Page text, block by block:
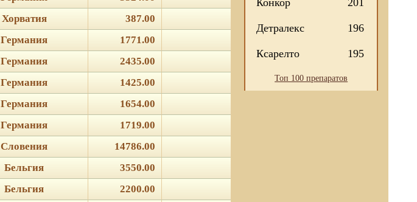
Хорватия
387.00
Германия
1771.00
Германия
2435.00
Германия
1425.00
Германия
1654.00
Германия
1719.00
Словения
14786.00
Бельгия
3550.00
Бельгия
2200.00
Конкор 201
Детралекс 196
Ксарелто 195
Топ 100 препаратов